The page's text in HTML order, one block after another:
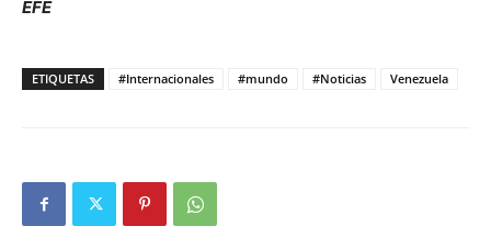
EFE
ETIQUETAS #Internacionales #mundo #Noticias Venezuela